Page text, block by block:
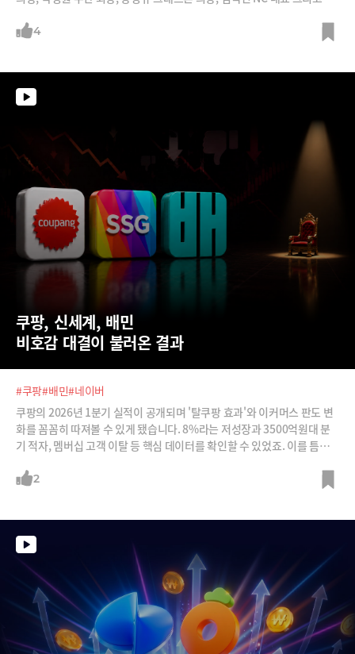
한 곳도 다양합니다. 젠슨 황과 미팅이 예정된 기업들의 주가도 요동쳤죠.
를 제대로 알아야 제대로 된 분석을 할 수 있다는 설명입니다. 이번 젠슨 황
4
쿠팡, 신세계, 배민
비호감 대결이 불러온 결과
#쿠팡#배민#네이버
쿠팡의 2026년 1분기 실적이 공개되며 '탈쿠팡 효과'와 이커머스 판도 변
화를 꼼꼼히 따져볼 수 있게 됐습니다. 8%라는 저성장과 3500억원대 분
기 적자, 멤버십 고객 이탈 등 핵심 데이터를 확인할 수 있었죠. 이를 틈타
움직임입니다.쿠팡 이츠의 경우에는 최대 경쟁사인 배민이 더 크게 흔들리
츠에 주도권을 내주고 있는 배민의 현주소 등을 점검해봅니다.
2